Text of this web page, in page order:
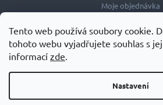
Tento web používá soubory cookie.
tohoto webu vyjadřujete souhlas s
informací zde.
Nastavení
Moje objednávka
Vytvořil
nastavení cookies
Design šablony vytvořil